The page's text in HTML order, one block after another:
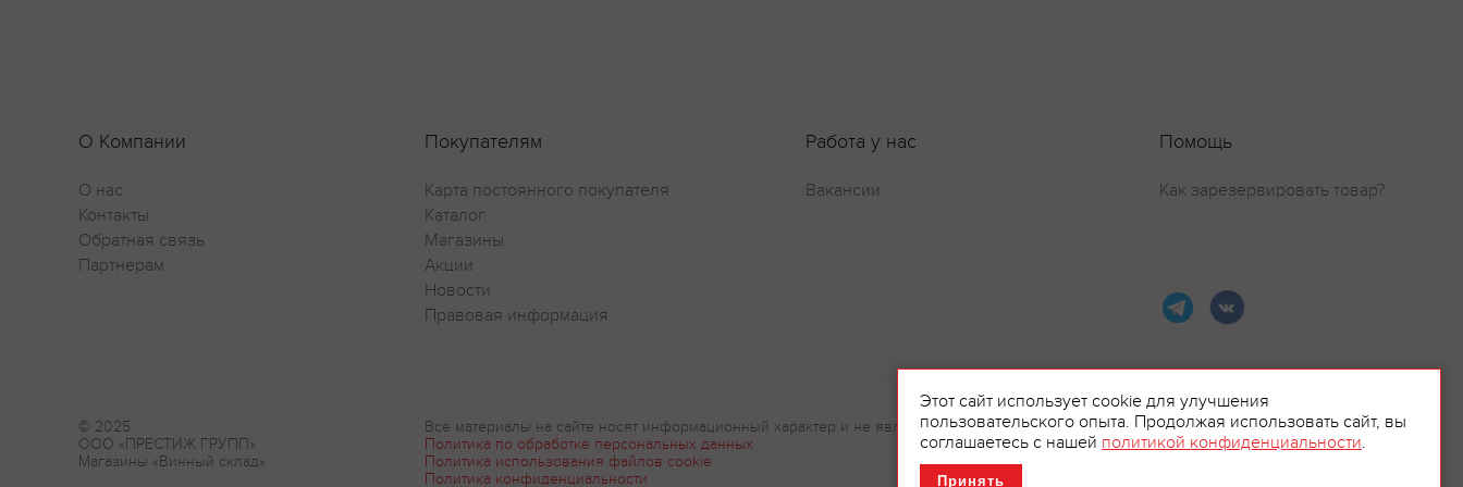
О Компании
О нас
Контакты
Обратная связь
Партнерам
Покупателям
Карта постоянного покупателя
Каталог
Магазины
Акции
Новости
Правовая информация
Работа у нас
Вакансии
Помощь
Как зарезервировать товар?
© 2025
ООО «ПРЕСТИЖ ГРУПП»
Магазины «Винный склад»
Все материалы на сайте носят информационный характер и не являются рекламой.
Политика по обработке персональных данных
Политика использования файлов cookie
Политика конфиденциальности
Этот сайт использует cookie для улучшения
пользовательского опыта. Продолжая использовать сайт, вы
соглашаетесь с нашей политикой конфиденциальности.
Принять